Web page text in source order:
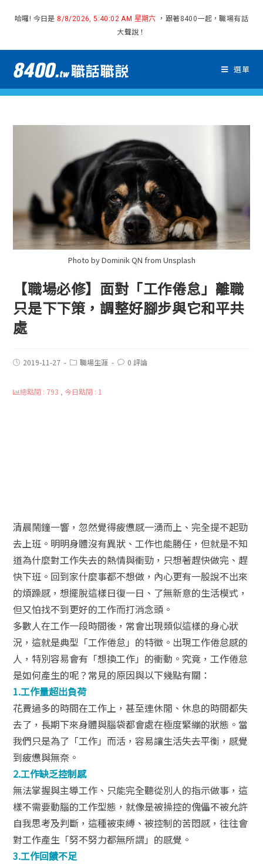
哈囉! 今日是 8/8/2026, 5:40:03 AM 星期六
，跟著8400一起，職場有話
大聲說！
選單
Photo by Dominik QN from Unsplash
【職場必修】面對「工作倦怠」離職
只是下下策，調整好腳步與它和平共
處
2019-11-27 職場生涯 0 評論
總點閱 : 793 , 今日點閱 : 1
清晨鬧鐘一響，忽然覺得疲憊感一湧而上、完全提不起勁
去上班。明明身體沒有異狀、工作也能勝任，但就是不知
道為什麼對工作失去的熱情與衝勁，只想著趕快做完、趕
快下班。 回到家什麼事都不想做，內心更有一股說不出來
的煩躁感，想擺脫這樣日復一日、了無新意的生活模式，
但又怕找不到更好的工作而打消念頭。
多數人在工作一段時間後，常會出現類似這樣的身心狀
況，這就是典型「工作倦怠」的特徵。出現工作倦怠感的
人，特別容易會有「想換工作」的衝動。究竟，工作倦怠
是如何產生的呢？常見的原因與以下幾點有關：
1.工作量超出負荷
花費過多的時間在工作上，甚至連休閒、休息的時間都失
去了，長期下來身體與腦袋都會處在極度緊繃的狀態。當
我們只是為了「工作」而活，容易讓生活失去平衡，感覺
到疲憊與無奈。
2.工作缺乏控制感
無法掌握與主導工作、只能完全聽從別人的指示做事，這
樣不需要動腦的工作型態，就像是被操控的傀儡不被允許
自我思考及判斷，這種被束縛、被控制的苦悶感，往往會
對工作產生「努不努力都無所謂」的感覺。
3.工作回饋不足